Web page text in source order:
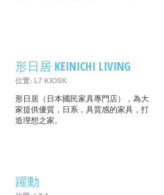
形日居 KEINICHI LIVING
位置: L7 KIOSK
形日居（日本國民家具專門店），為大
家提供優質，日系，具質感的家具，打
造理想之家。
躍動